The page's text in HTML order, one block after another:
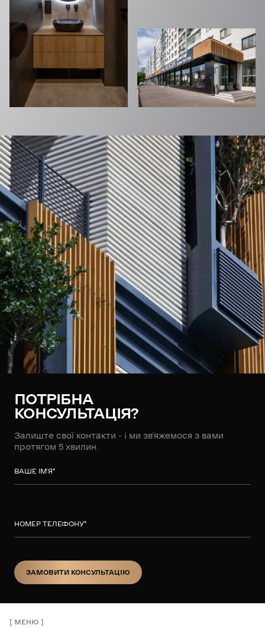
ПОТРІБНА
КОНСУЛЬТАЦІЯ?
Залиште свої контакти - і ми зв’яжемося з вами
протягом 5 хвилин.
ВАШЕ ІМ’Я*
НОМЕР ТЕЛЕФОНУ*
ЗАМОВИТИ КОНСУЛЬТАЦІЮ
МЕНЮ